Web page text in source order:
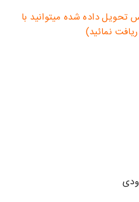
داده شده میتوانید با
نمائید)